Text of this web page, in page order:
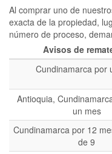
Al comprar uno de
exacta de la propiedad,
número de proceso,
Avisos de
Cundinamarca por
Antioquia,
un mes
Cundinamarca por 12
de 9